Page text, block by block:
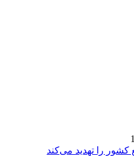
را تهدید می‌کند